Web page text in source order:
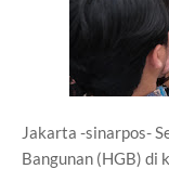
Jakarta -sinarpos-
Bangunan (HGB) di